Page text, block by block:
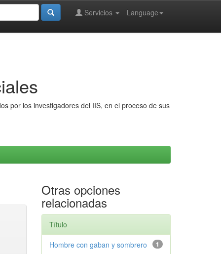
Language
Servicios
por los investigadores del IIS, en el proceso de sus
Otras opciones
relacionadas
Título
1
Hombre con gaban y sombrero